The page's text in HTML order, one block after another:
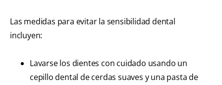
Las medidas para evitar la sensibilidad dental
incluyen:
Lavarse los dientes con cuidado usando un
cepillo dental de cerdas suaves y una pasta de